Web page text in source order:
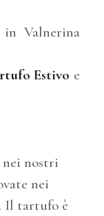
Valnerina
Estivo e
nei nostri
nei
. Il tartufo è